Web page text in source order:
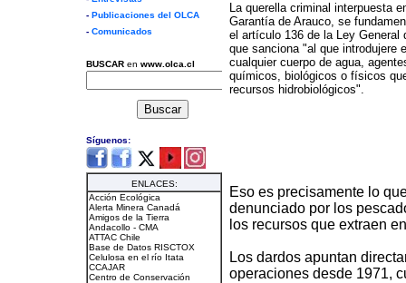
La querella criminal interpuesta
Garantía de Arauco, se
el artículo 136 de la Ley General
que sanciona "al que introdujere
cualquier cuerpo de agua,
químicos, biológicos o físicos
recursos hidrobiológicos".
Eso es precisamente lo
denunciado por los
los recursos que extraen
Los dardos apuntan
operaciones desde 1971,